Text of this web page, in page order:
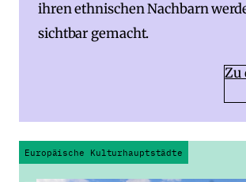
ihren ethnischen Nachbarn
sichtbar gemacht.
Zu
Europäische Kulturhauptstädte